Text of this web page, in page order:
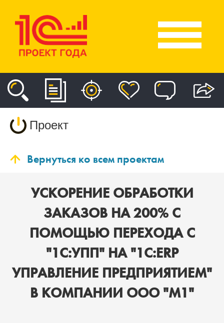
Проект
Вернуться ко всем проектам
УСКОРЕНИЕ ОБРАБОТКИ
ЗАКАЗОВ НА 200% С
ПОМОЩЬЮ ПЕРЕХОДА С
"1С:УПП" НА "1С:ERP
УПРАВЛЕНИЕ ПРЕДПРИЯТИЕМ"
В КОМПАНИИ ООО "М1"